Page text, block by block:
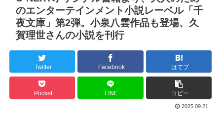
のエンターテインメント小説レーベル「千
夜文庫」第2弾。小泉八雲作品も登場、久
賀理世さんの小説を刊行
Twitter Facebook はてブ
Pocket LINE コピー
2025.09.21